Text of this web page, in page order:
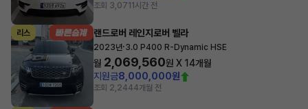
조회 3,071 1시간 전
리스 랜드로버 레인지로버 벨라
2023년·3.0 P400 R-Dynamic HSE
월 2,069,560원 X 14개월
지원금8,000,000원
조회 2,2444개월 전